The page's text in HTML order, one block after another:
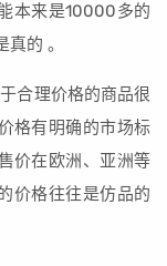
本来是10000多的
的 。
合理价格的商品很
格有明确的市场标
价在欧洲、亚洲等
价格往往是仿品的